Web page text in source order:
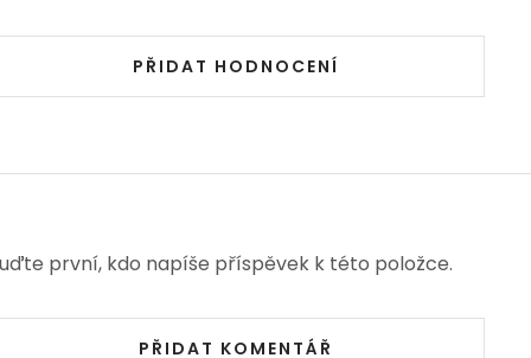
PŘIDAT HODNOCENÍ
první, kdo napíše příspěvek k této položce.
PŘIDAT KOMENTÁŘ